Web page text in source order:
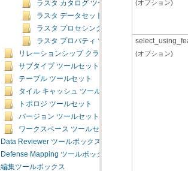
ラスタ カタログ ツールセット
ラスタ データセット ツールセット
ラスタ プロセシング ツールセット
ラスタ プロパティ ツールセット
リレーションシップ クラス ツールセット
サブタイプ ツールセット
テーブル ツールセット
タイル キャッシュ ツールセット
トポロジ ツールセット
バージョン ツールセット
ワークスペース ツールセット
Data Reviewer ツールボックス
Defense Mapping ツールボックス
編集ツールボックス
(オプション)
(オプション)